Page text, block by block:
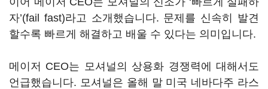
자’(fail fast)라고 소개했습니다. 문제를 신속히 발견
할수록 빠르게 해결하고 배울 수 있다는 의미입니다.
메이저 CEO는 모셔널의 상용화 경쟁력에 대해서도
언급했습니다. 모셔널은 올해 말 미국 네바다주 라스